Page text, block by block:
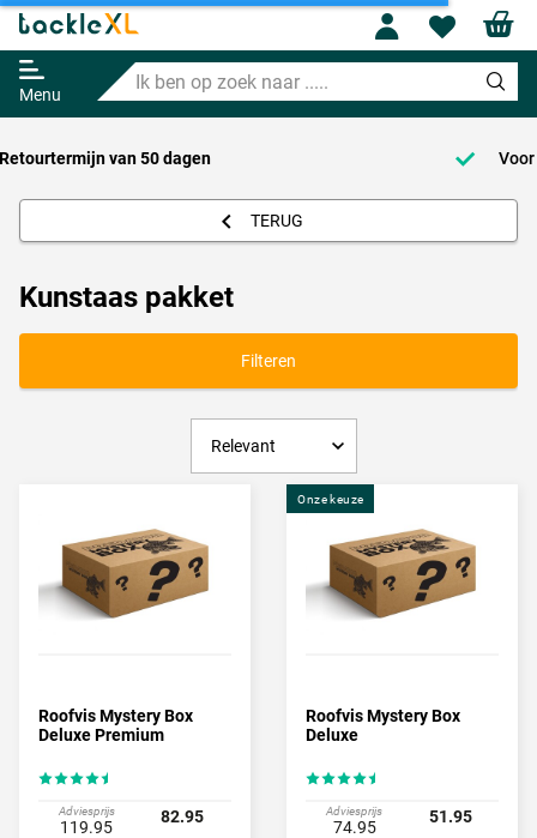
Menu
Ik
ben
op
naar
Profile
Voor 23:59 Besteld = Morgen in huis!*
TERUG
Kunstaas pakket
Filteren
Roofvis Mystery Box
Deluxe Premium
Adviesprijs
119.95
82.95
Onze keuze
Roofvis Mystery Box
Deluxe
Adviesprijs
74.95
51.95